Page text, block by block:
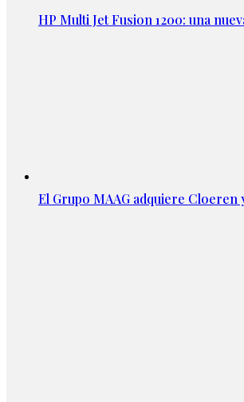
HP Multi Jet Fusion 1200: una
El Grupo MAAG adquiere